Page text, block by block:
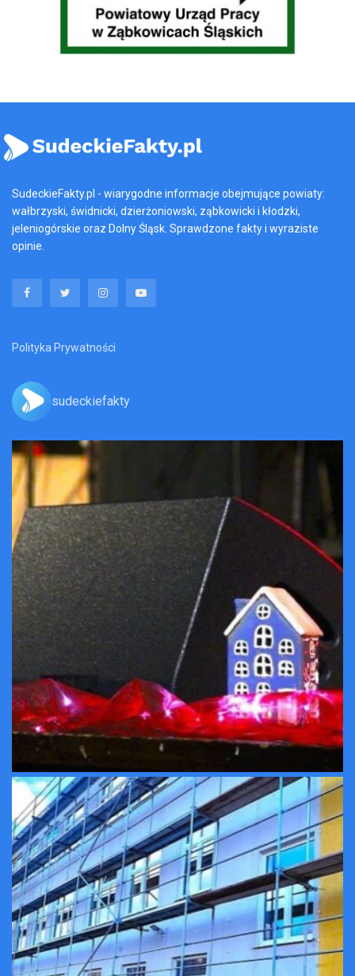
SudeckieFakty.pl - wiarygodne informacje obejmujące powiaty:
wałbrzyski, świdnicki, dzierżoniowski, ząbkowicki i kłodzki,
jeleniogórskie oraz Dolny Śląsk. Sprawdzone fakty i wyraziste
opinie.
Polityka Prywatności
sudeckiefakty